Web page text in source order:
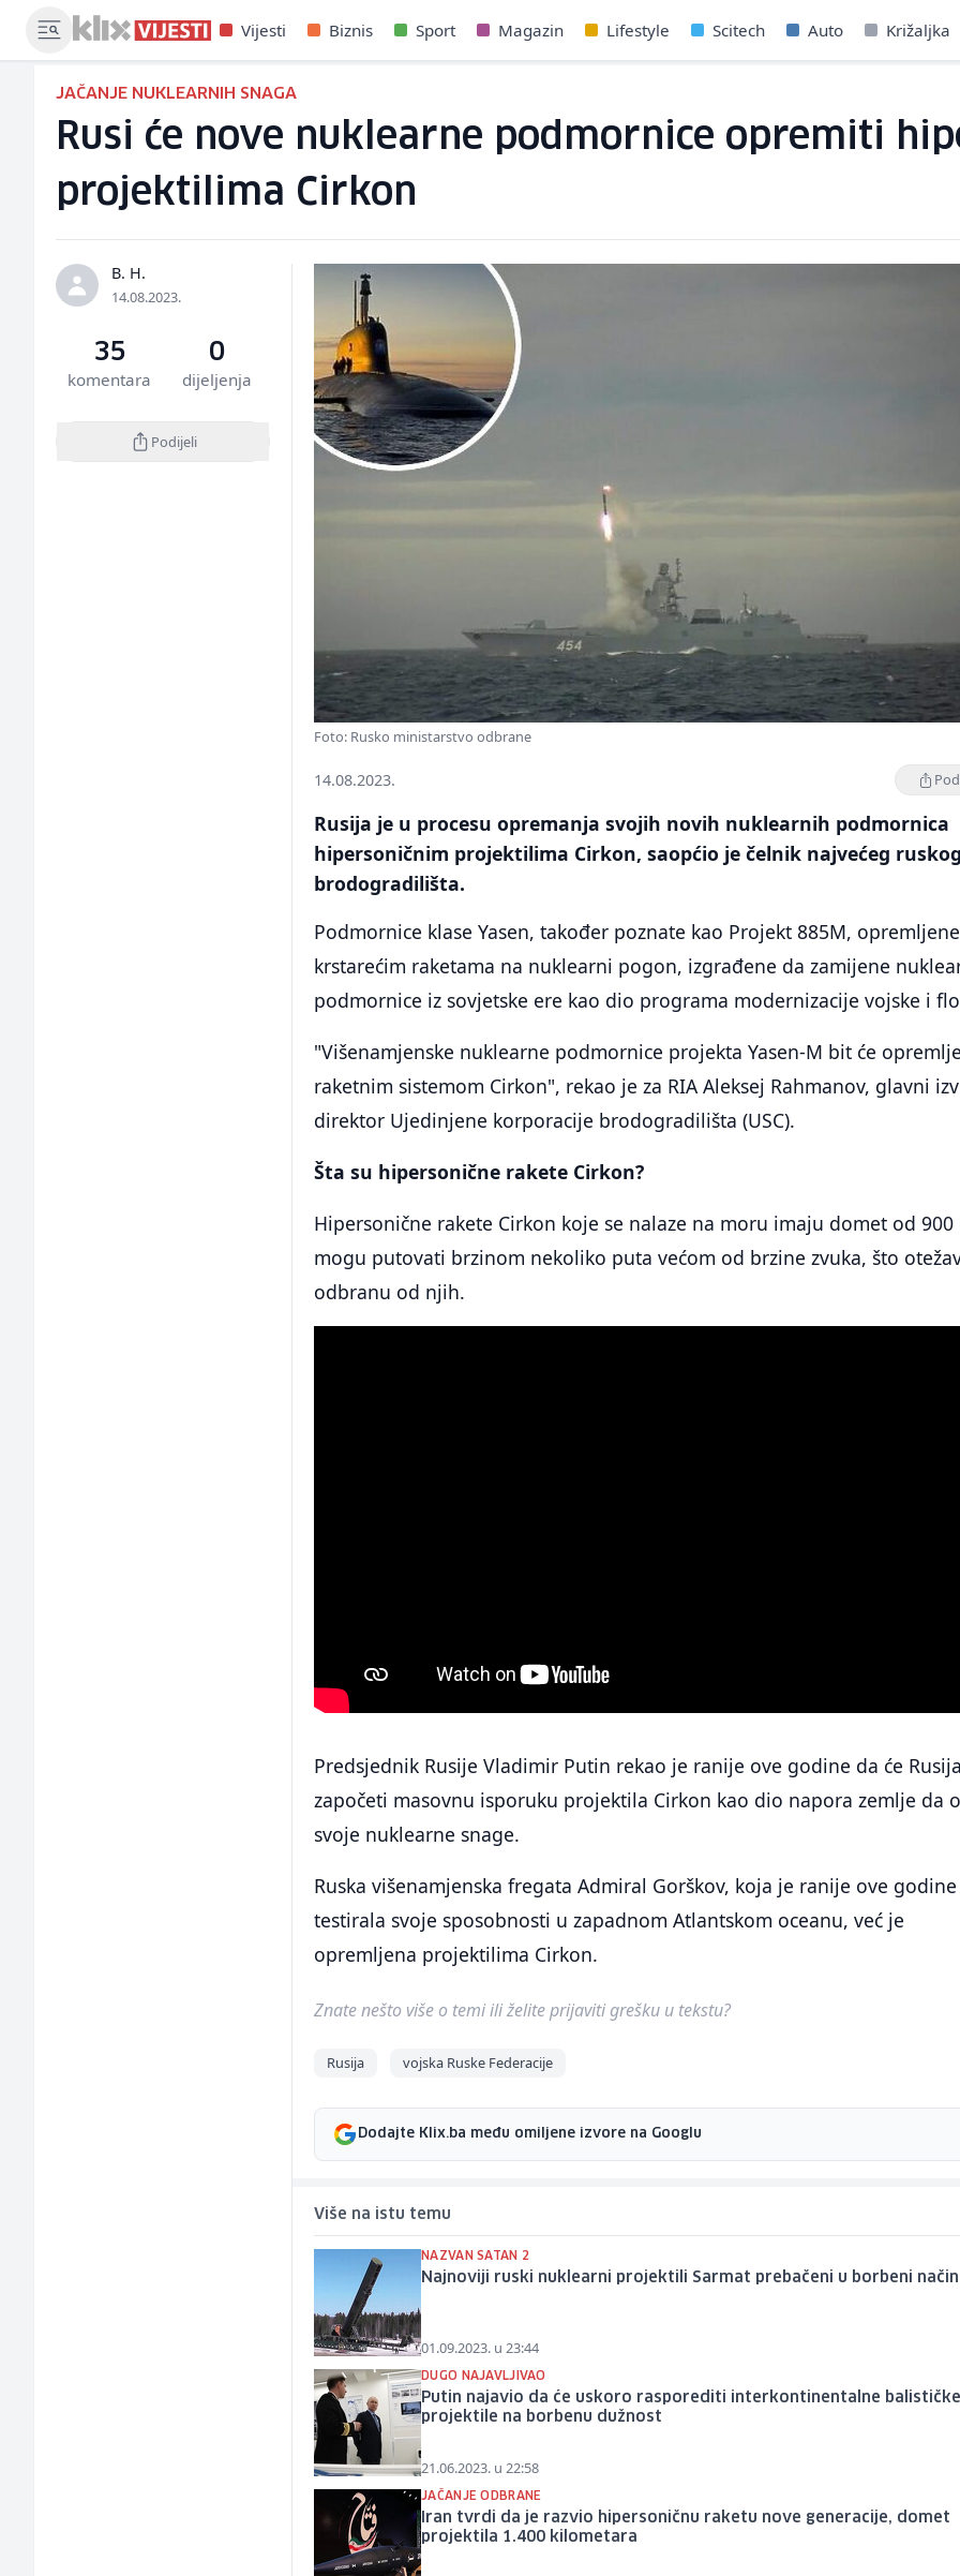
Vijesti Biznis Sport Magazin Lifestyle Scitech Auto Križaljka
JAČANJE NUKLEARNIH SNAGA
Rusi će nove nuklearne podmornice opremiti
projektilima Cirkon
B. H.
14.08.2023.
35
komentara
0
dijeljenja
Podijeli
Foto: Rusko ministarstvo odbrane
14.08.2023.
Rusija je u procesu opremanja svojih novih nuklearnih podmornica
hipersoničnim projektilima Cirkon, saopćio je čelnik najvećeg ruskog
brodogradilišta.
Podmornice klase Yasen, također poznate kao Projekt 885M,
krstarećim raketama na nuklearni pogon, izgrađene da zamijene
podmornice iz sovjetske ere kao dio programa modernizacije vojske i
"Višenamjenske nuklearne podmornice projekta Yasen-M bit će
raketnim sistemom Cirkon", rekao je za RIA Aleksej Rahmanov, glavni
direktor Ujedinjene korporacije brodogradilišta (USC).
Šta su hipersonične rakete Cirkon?
Hipersonične rakete Cirkon koje se nalaze na moru imaju domet od 900
mogu putovati brzinom nekoliko puta većom od brzine zvuka, što
odbranu od njih.
Predsjednik Rusije Vladimir Putin rekao je ranije ove godine da će Rusija
započeti masovnu isporuku projektila Cirkon kao dio napora zemlje da
svoje nuklearne snage.
Ruska višenamjenska fregata Admiral Gorškov, koja je ranije ove godine
testirala svoje sposobnosti u zapadnom Atlantskom oceanu, već je
opremljena projektilima Cirkon.
Znate nešto više o temi ili želite prijaviti grešku u tekstu?
Rusija vojska Ruske Federacije
Dodajte Klix.ba među omiljene izvore na Googlu
Više na istu temu
NAZVAN SATAN 2
Najnoviji ruski nuklearni projektili Sarmat prebačeni u borbeni
01.09.2023. u 23:44
DUGO NAJAVLJIVAO
Putin najavio da će uskoro rasporediti interkontinentalne balističke
projektile na borbenu dužnost
21.06.2023. u 22:58
JAČANJE ODBRANE
Iran tvrdi da je razvio hipersoničnu raketu nove generacije, domet
projektila 1.400 kilometara